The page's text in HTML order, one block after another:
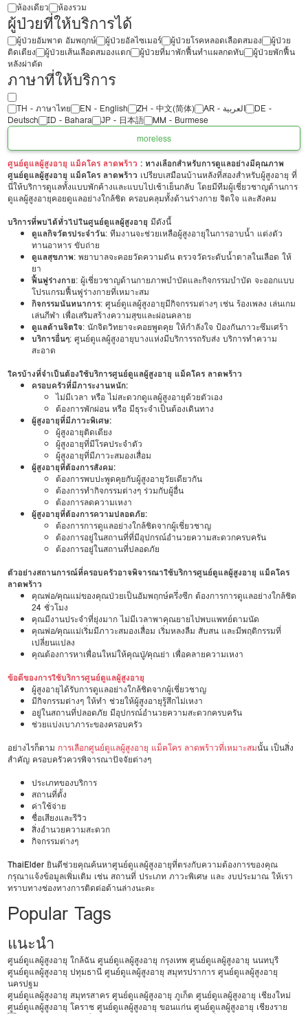
ห้องเดียว ห้องรวม
ผู้ป่วยที่ให้บริการได้
ผู้ป่วยอัมพาต อัมพฤกษ์ ผู้ป่วยอัลไซเมอร์ ผู้ป่วยโรคหลอดเลือดสมอง
ผู้ป่วย
ติดเตียง
ผู้ป่วยเส้นเลือดสมองแตก ผู้ป่วยที่มาพักฟื้นทำแผลกดทับ
ผู้ป่วยพักฟื้น
หลังผ่าตัด
ภาษาที่ให้บริการ
TH - ‏ภาษาไทย EN - English ZH - 中文(简体) ‏AR - ‏العربية‏
DE -
Deutsch
ID - Bahara JP - 日本語
MM - Burmese
moreless
ศูนย์ดูแลผู้สูงอายุ แม็คโคร ลาดพร้าว : ทางเลือกสำหรับการดูแลอย่างมีคุณภาพ
ศูนย์ดูแลผู้สูงอายุ แม็คโคร ลาดพร้าว เปรียบเสมือนบ้านหลังที่สองสำหรับผู้สูงอายุ ที่
นี่ให้บริการดูแลทั้งแบบพักค้างและแบบไปเช้าเย็นกลับ โดยมีทีมผู้เชี่ยวชาญด้านการ
ดูแลผู้สูงอายุคอยดูแลอย่างใกล้ชิด ครอบคลุมทั้งด้านร่างกาย จิตใจ และสังคม
บริการที่พบได้ทั่วไปในศูนย์ดูแลผู้สูงอายุ มีดังนี้
ดูแลกิจวัตรประจำวัน: ทีมงานจะช่วยเหลือผู้สูงอายุในการอาบน้ำ แต่งตัว
ทานอาหาร ขับถ่าย
ดูแลสุขภาพ: พยาบาลจะคอยวัดความดัน ตรวจวัดระดับน้ำตาลในเลือด ให้
ยา
ฟื้นฟูร่างกาย: ผู้เชี่ยวชาญด้านกายภาพบำบัดและกิจกรรมบำบัด จะออกแบบ
โปรแกรมฟื้นฟูร่างกายที่เหมาะสม
กิจกรรมนันทนาการ: ศูนย์ดูแลผู้สูงอายุมีกิจกรรมต่างๆ เช่น ร้องเพลง เล่นเกม
เล่นกีฬา เพื่อเสริมสร้างความสุขและผ่อนคลาย
ดูแลด้านจิตใจ: นักจิตวิทยาจะคอยพูดคุย ให้กำลังใจ ป้องกันภาวะซึมเศร้า
บริการอื่นๆ: ศูนย์ดูแลผู้สูงอายุบางแห่งมีบริการรถรับส่ง บริการทำความ
สะอาด
ใครบ้างที่จำเป็นต้องใช้บริการศูนย์ดูแลผู้สูงอายุ แม็คโคร ลาดพร้าว
ครอบครัวที่มีภาระงานหนัก:
ไม่มีเวลา หรือ ไม่สะดวกดูแลผู้สูงอายุด้วยตัวเอง
ต้องการพักผ่อน หรือ มีธุระจำเป็นต้องเดินทาง
ผู้สูงอายุที่มีภาวะพิเศษ:
ผู้สูงอายุติดเตียง
ผู้สูงอายุที่มีโรคประจำตัว
ผู้สูงอายุที่มีภาวะสมองเสื่อม
ผู้สูงอายุที่ต้องการสังคม:
ต้องการพบปะพูดคุยกับผู้สูงอายุวัยเดียวกัน
ต้องการทำกิจกรรมต่างๆ ร่วมกับผู้อื่น
ต้องการลดความเหงา
ผู้สูงอายุที่ต้องการความปลอดภัย:
ต้องการการดูแลอย่างใกล้ชิดจากผู้เชี่ยวชาญ
ต้องการอยู่ในสถานที่ที่มีอุปกรณ์อำนวยความสะดวกครบครัน
ต้องการอยู่ในสถานที่ปลอดภัย
ตัวอย่างสถานการณ์ที่ครอบครัวอาจพิจารณาใช้บริการศูนย์ดูแลผู้สูงอายุ แม็คโคร
ลาดพร้าว
คุณพ่อ/คุณแม่ของคุณป่วยเป็นอัมพฤกษ์ครึ่งซีก ต้องการการดูแลอย่างใกล้ชิด
24 ชั่วโมง
คุณมีงานประจำที่ยุ่งมาก ไม่มีเวลาพาคุณยายไปพบแพทย์ตามนัด
คุณพ่อ/คุณแม่เริ่มมีภาวะสมองเสื่อม เริ่มหลงลืม สับสน และมีพฤติกรรมที่
เปลี่ยนแปลง
คุณต้องการหาเพื่อนใหม่ให้คุณปู่/คุณย่า เพื่อคลายความเหงา
ข้อดีของการใช้บริการศูนย์ดูแลผู้สูงอายุ
ผู้สูงอายุได้รับการดูแลอย่างใกล้ชิดจากผู้เชี่ยวชาญ
มีกิจกรรมต่างๆ ให้ทำ ช่วยให้ผู้สูงอายุรู้สึกไม่เหงา
อยู่ในสถานที่ปลอดภัย มีอุปกรณ์อำนวยความสะดวกครบครัน
ช่วยแบ่งเบาภาระของครอบครัว
อย่างไรก็ตาม การเลือกศูนย์ดูแลผู้สูงอายุ แม็คโคร ลาดพร้าวที่เหมาะสมนั้น เป็นสิ่ง
สำคัญ ครอบครัวควรพิจารณาปัจจัยต่างๆ
ประเภทของบริการ
สถานที่ตั้ง
ค่าใช้จ่าย
ชื่อเสียงและรีวิว
สิ่งอำนวยความสะดวก
กิจกรรมต่างๆ
ThaiElder ยินดีช่วยคุณค้นหาศูนย์ดูแลผู้สูงอายุที่ตรงกับความต้องการของคุณ
กรุณาแจ้งข้อมูลเพิ่มเติม เช่น สถานที่ ประเภท ภาวะพิเศษ และ งบประมาณ ให้เรา
ทราบทางช่องทางการติดต่อด้านล่างนะคะ
Popular Tags
แนะนำ
ศูนย์ดูแลผู้สูงอายุ ใกล้ฉัน ศูนย์ดูแลผู้สูงอายุ กรุงเทพ ศูนย์ดูแลผู้สูงอายุ นนทบุรี
ศูนย์ดูแลผู้สูงอายุ ปทุมธานี ศูนย์ดูแลผู้สูงอายุ สมุทรปราการ ศูนย์ดูแลผู้สูงอายุ
นครปฐม
ศูนย์ดูแลผู้สูงอายุ สมุทรสาคร ศูนย์ดูแลผู้สูงอายุ ภูเก็ต ศูนย์ดูแลผู้สูงอายุ เชียงใหม่
ศูนย์ดูแลผู้สูงอายุ โคราช ศูนย์ดูแลผู้สูงอายุ ขอนแก่น ศูนย์ดูแลผู้สูงอายุ เชียงราย